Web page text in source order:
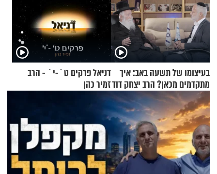
בעיצומו של תשעה באב: איך
מתקדמים מכאן? הרב יצחק דוד
גרוסמן בשיחה מיוחדת
דניאל פרקים ט`-י` - הרב
זמיר כהן